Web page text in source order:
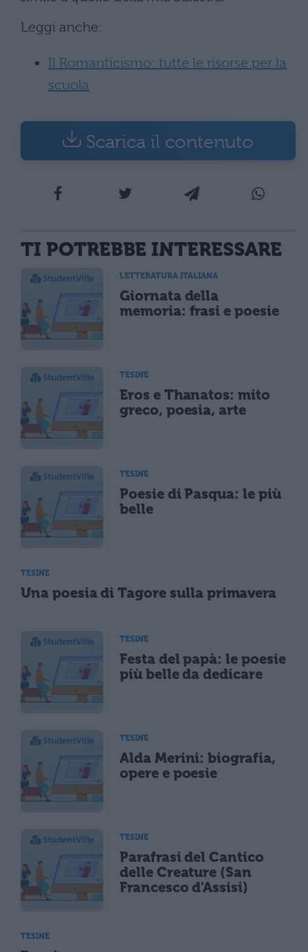
Leggi anche:
Il Romanticismo: tutte le risorse per la
scuola
Scarica il contenuto
TI POTREBBE INTERESSARE
LETTERATURA ITALIANA
Giornata della
memoria: frasi e poesie
TESINE
Eros e Thanatos: mito
greco, poesia, arte
TESINE
Poesie di Pasqua: le più
belle
TESINE
Una poesia di Tagore sulla primavera
TESINE
Festa del papà: le poesie
più belle da dedicare
TESINE
Alda Merini: biografia,
opere e poesie
TESINE
Parafrasi del Cantico
delle Creature (San
Francesco d'Assisi)
TESINE